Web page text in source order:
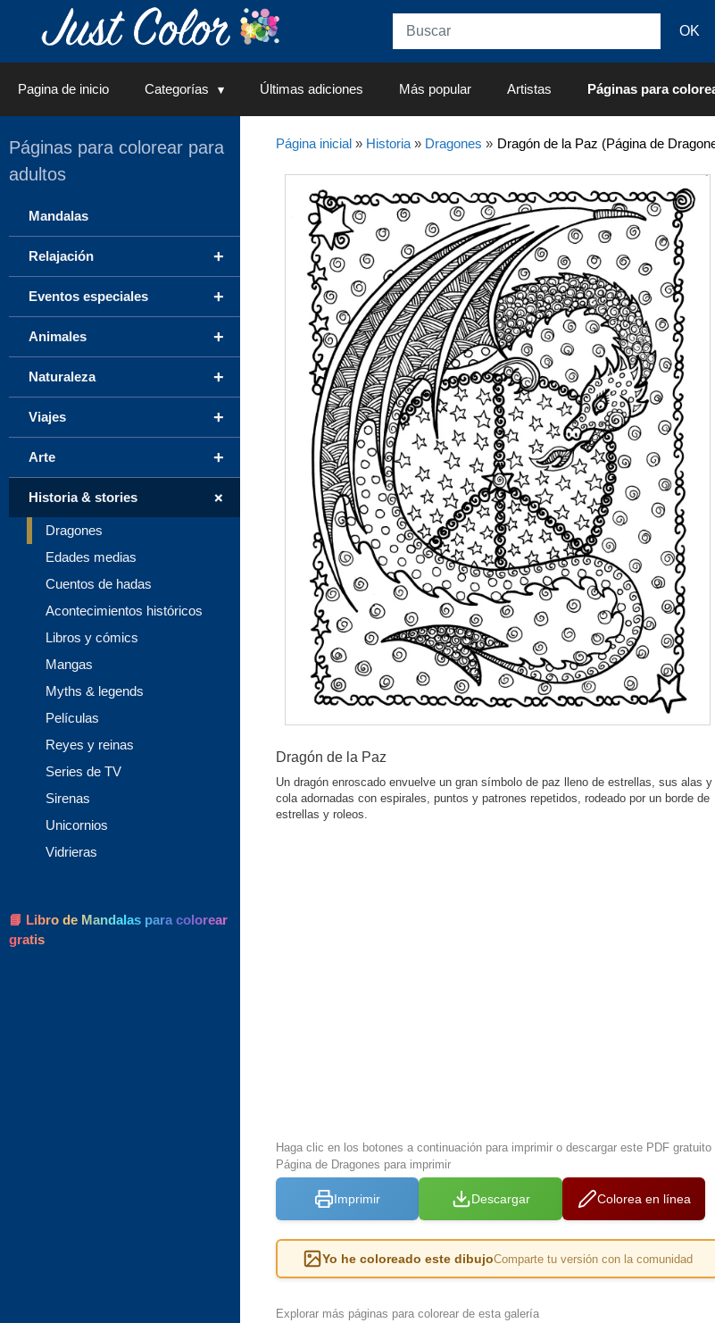
Pagina de inicio Categorías Últimas adiciones Más popular Artistas Páginas para
Página inicial» Historia» Dragones » Dragón de la Paz (Página de
Dragón de la Paz
Un dragón enroscado envuelve un gran símbolo de paz lleno de estrellas, sus alas y
cola adornadas con espirales, puntos y patrones repetidos, rodeado por un borde de
estrellas y roleos.
Haga clic en los botones a continuación para imprimir o descargar este PDF gratuito
Página de Dragones para imprimir
Imprimir Descargar Colorea en línea
Yo he coloreado este dibujoComparte tu versión con la comunidad
Explorar más páginas para colorear de esta galería
Páginas para colorear para
adultos
Mandalas
+
Relajación
+
Eventos especiales
+
Animales
+
Naturaleza
+
Viajes
+
Arte
+
Historia & stories
Dragones
Edades medias
Cuentos de hadas
Acontecimientos históricos
Libros y cómics
Mangas
Myths & legends
Películas
Reyes y reinas
Series de TV
Sirenas
Unicornios
Vidrieras
📘 Libro de Mandalas para colorear
gratis